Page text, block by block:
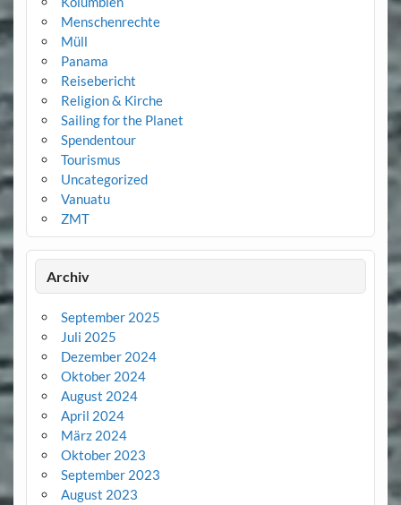
Menschenrechte
Müll
Panama
Reisebericht
Religion & Kirche
Sailing for the Planet
Spendentour
Tourismus
Uncategorized
Vanuatu
ZMT
Archiv
September 2025
Juli 2025
Dezember 2024
Oktober 2024
August 2024
April 2024
März 2024
Oktober 2023
September 2023
August 2023